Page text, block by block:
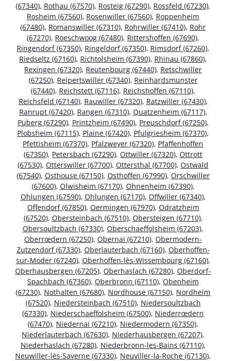
(67340), Rothau (67570), Rosteig (67290), Rossfeld (67230),
Rosheim (67560), Rosenwiller (67560), Roppenheim
(67480), Romanswiller (67310), Rohrwiller (67410), Rohr
(67270), Roeschwoog (67480), Rittershoffen (67690),
Ringendorf (67350), Ringeldorf (67350), Rimsdorf (67260),
Riedseltz (67160), Richtolsheim (67390), Rhinau (67860),
Rexingen (67320), Reutenbourg (67440), Retschwiller
(67250), Reipertswiller (67340), Reinhardsmunster
(67440), Reichstett (67116), Reichshoffen (67110),
Reichsfeld (67140), Rauwiller (67320), Ratzwiller (67430),
Ranrupt (67420), Rangen (67310), Quatzenheim (67117),
Puberg (67290), Printzheim (67490), Preuschdorf (67250),
Plobsheim (67115), Plaine (67420), Pfulgriesheim (67370),
Pfettisheim (67370), Pfalzweyer (67320), Pfaffenhoffen
(67350), Petersbach (67290), Ottwiller (67320), Ottrott
(67530), Otterswiller (67700), Ottersthal (67700), Ostwald
(67540), Osthouse (67150), Osthoffen (67990), Orschwiller
(67600), Olwisheim (67170), Ohnenheim (67390),
Ohlungen (67590), Ohlungen (67170), Offwiller (67340),
Offendorf (67850), Oermingen (67970), Odratzheim
(67520), Obersteinbach (67510), Obersteigen (67710),
Obersoultzbach (67330), Oberschaeffolsheim (67203),
Oberrœdern (67250), Obernai (67210), Obermodern-
Zutzendorf (67330), Oberlauterbach (67160), Oberhoffen-
sur-Moder (67240), Oberhoffen-lès-Wissembourg (67160),
Oberhausbergen (67205), Oberhaslach (67280), Oberdorf-
Spachbach (67360), Oberbronn (67110), Obenheim
(67230), Nothalten (67680), Nordhouse (67150), Nordheim
(67520), Niedersteinbach (67510), Niedersoultzbach
(67330), Niederschaeffolsheim (67500), Niederrœdern
(67470), Niedernai (67210), Niedermodern (67350),
Niederlauterbach (67630), Niederhausbergen (67207),
Niederhaslach (67280), Niederbronn-les-Bains (67110),
Neuwiller-lès-Saverne (67330), Neuviller-la-Roche (67130),